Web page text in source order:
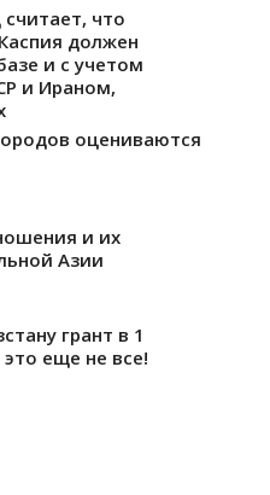
что
должен
и с учетом
и Ираном,
оцениваются
и их
Азии
грант в 1
еще не все!